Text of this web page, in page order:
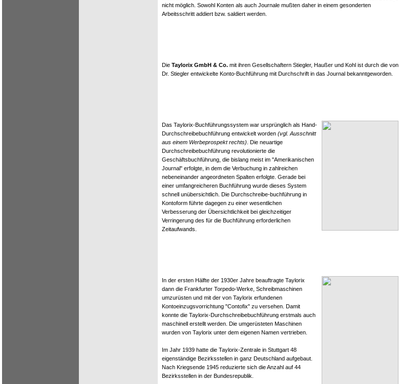
nicht möglich. Sowohl Konten als auch Journale mußten daher in einem gesonderten
Arbeitsschritt addiert bzw. saldiert werden.
Die Taylorix GmbH & Co. mit ihren Gesellschaftern Stiegler, Haußer und Kohl ist durch die von
Dr. Stiegler entwickelte Konto-Buchführung mit Durchschrift in das Journal bekanntgeworden.
Das Taylorix-Buchführungssystem war ursprünglich als Hand-
Durchschreibebuchführung entwickelt worden (vgl. Ausschnitt
aus einem Werbeprospekt rechts) . Die neuartige
Durchschreibebuchführung revolutionierte die
Geschäftsbuchführung, die bislang meist im "Amerikanischen
Journal" erfolgte, in dem die Verbuchung in zahlreichen
nebeneinander angeordneten Spalten erfolgte. Gerade bei
einer umfangreicheren Buchführung wurde dieses System
schnell unübersichtlich. Die Durchschreibe-buchführung in
Kontoform führte dagegen zu einer wesentlichen
Verbesserung der Übersichtlichkeit bei gleichzeitiger
Verringerung des für die Buchführung erforderlichen
Zeitaufwands.
In der ersten Hälfte der 1930er Jahre beauftragte Taylorix
dann die Frankfurter Torpedo-Werke, Schreibmaschinen
umzurüsten und mit der von Taylorix erfundenen
Kontoeinzugsvorrichtung "Contofix" zu versehen. Damit
konnte die Taylorix-Durchschreibebuchführung erstmals auch
maschinell erstellt werden. Die umgerüsteten Maschinen
wurden von Taylorix unter dem eigenen Namen vertrieben.
Im Jahr 1939 hatte die Taylorix-Zentrale in Stuttgart 48
eigenständige Bezirksstellen in ganz Deutschland aufgebaut.
Nach Kriegsende 1945 reduzierte sich die Anzahl auf 44
Bezirksstellen in der Bundesrepublik.